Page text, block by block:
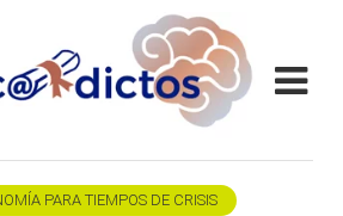
PARA TIEMPOS DE CRISIS